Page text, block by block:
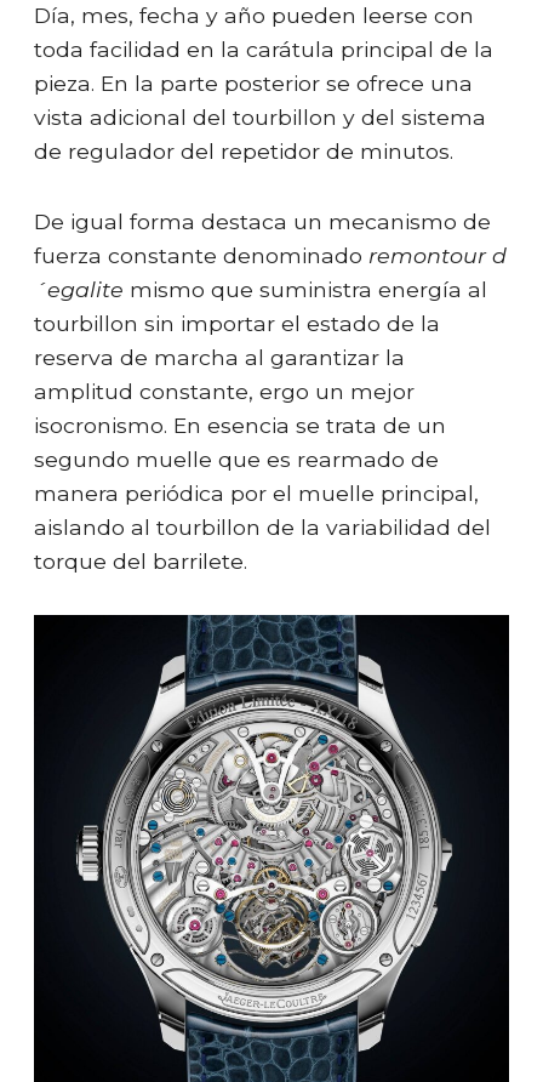
Día, mes, fecha y año pueden leerse con
toda facilidad en la carátula principal de la
pieza. En la parte posterior se ofrece una
vista adicional del tourbillon y del sistema
de regulador del repetidor de minutos.
De igual forma destaca un mecanismo de
fuerza constante denominado remontour d
´egalite mismo que suministra energía al
tourbillon sin importar el estado de la
reserva de marcha al garantizar la
amplitud constante, ergo un mejor
isocronismo. En esencia se trata de un
segundo muelle que es rearmado de
manera periódica por el muelle principal,
aislando al tourbillon de la variabilidad del
torque del barrilete.